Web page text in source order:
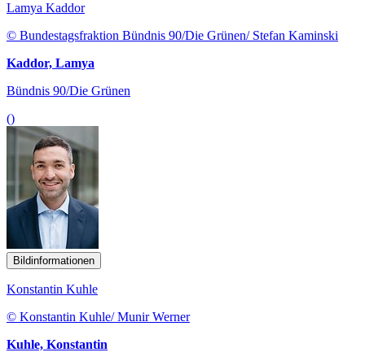
Lamya Kaddor
© Bundestagsfraktion Bündnis 90/Die Grünen/ Stefan Kaminski
Kaddor, Lamya
Bündnis 90/Die Grünen
()
Bildinformationen
Konstantin Kuhle
© Konstantin Kuhle/ Munir Werner
Kuhle, Konstantin